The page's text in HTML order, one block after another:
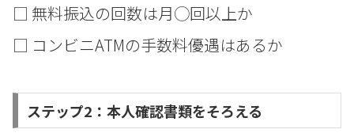
□ 無料振込の回数は月◯回以上か
□ コンビニATMの手数料優遇はあるか
ステップ2：本人確認書類をそろえる